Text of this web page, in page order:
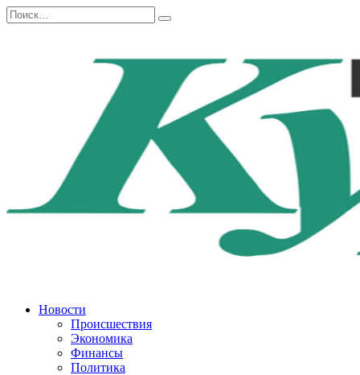
Перейти
к
Search
for:
Новости
Происшествия
Экономика
Финансы
Политика